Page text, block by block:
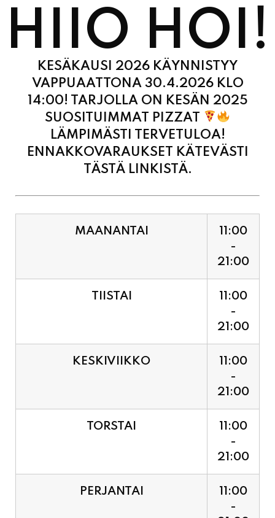
KESÄKAUSI 2026 KÄYNNISTYY
VAPPUAATTONA 30.4.2026 KLO
14:00! TARJOLLA ON KESÄN 2025
SUOSITUIMMAT PIZZAT
LÄMPIMÄSTI TERVETULOA!
ENNAKKOVARAUKSET KÄTEVÄSTI
TÄSTÄ LINKISTÄ.
-
21:00
11:00
-
21:00
11:00
-
21:00
11:00
-
21:00
11:00
-
21:00
11:00